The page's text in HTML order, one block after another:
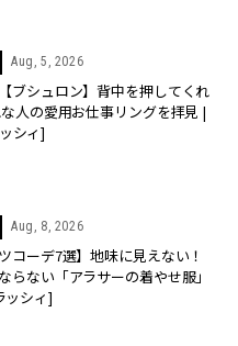
Aug, 5, 2026
ブシュロン】背中を押してくれ
人の愛用お仕事リングを拝見 |
シィ]
Aug, 8, 2026
コーデ7選】地味に見えない！
らない「アラサーの着やせ服」
ッシィ]